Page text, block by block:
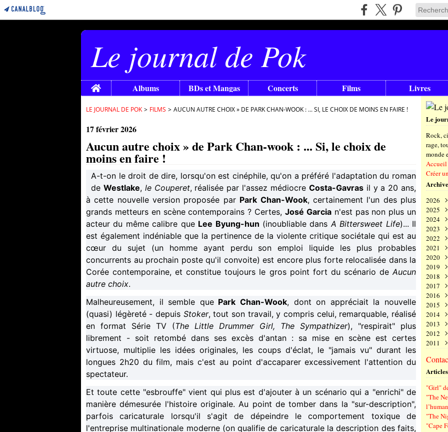
Le journal de Pok
Home Albums BDs et Mangas Concerts Films Livres
LE JOURNAL DE POK > FILMS > AUCUN AUTRE CHOIX » DE PARK CHAN-WOOK : ... SI, LE CHOIX DE MOINS EN FAIRE !
17 février 2026
Aucun autre choix » de Park Chan-wook : ... Si, le choix de
moins en faire !
A-t-on le droit de dire, lorsqu'on est cinéphile, qu'on a préféré l'adaptation du roman
de Westlake, le Couperet, réalisée par l'assez médiocre Costa-Gavras il y a 20 ans,
à cette nouvelle version proposée par Park Chan-Wook, certainement l'un des plus
grands metteurs en scène contemporains ? Certes, José Garcia n'est pas non plus un
acteur du même calibre que Lee Byung-hun (inoubliable dans A Bittersweet Life)... Il
est également indéniable que la pertinence de la violente critique sociétale qui est au
cœur du sujet (un homme ayant perdu son emploi liquide les plus probables
concurrents au prochain poste qu'il convoite) est encore plus forte relocalisée dans la
Corée contemporaine, et constitue toujours le gros point fort du scénario de Aucun
autre choix.
Malheureusement, il semble que Park Chan-Wook, dont on appréciait la nouvelle
(quasi) légèreté - depuis Stoker, tout son travail, y compris celui, remarquable, réalisé
en format Série TV (The Little Drummer Girl, The Sympathizer), "respirait" plus
librement - soit retombé dans ses excès d'antan : sa mise en scène est certes
virtuose, multiplie les idées originales, les coups d'éclat, le "jamais vu" durant les
longues 2h20 du film, mais c'est au point d'accaparer excessivement l'attention du
spectateur.
Et toute cette "esbrouffe" vient qui plus est d'ajouter à un scénario qui a "enrichi" de
manière démesurée l'histoire originale. Au point de tomber dans la "sur-description",
parfois caricaturale lorsqu'il s'agit de dépeindre le comportement toxique de
l'entreprise multinationale moderne (on qualifie de caricaturale la description des faits,
Le
Rock,
rage,
monde
Créer
2026
Août
Juillet
Juin
Mai
Avril
Mars
2025
Août
Juillet
Juin
Mai
Avril
Mars
2024
Août
Juillet
Juin
Mai
Avril
Mars
2023
Août
Juillet
Juin
Mai
Avril
Mars
2022
Août
Juillet
Juin
Mai
Avril
Mars
2021
Août
Juillet
Juin
Mai
Avril
Mars
2020
Août
Juillet
Juin
Mai
Avril
2019
Août
Juillet
Juin
Mai
2018
Août
Juillet
Juin
Mars
2017
Août
Juillet
Mai
Avril
2016
Août
Juin
Mai
2015
Juin
Mai
2014
Juin
Mai
2013
Août
Juin
Mai
2012
Juin
Mai
2011
"Girl"
"The
"The
"Cape